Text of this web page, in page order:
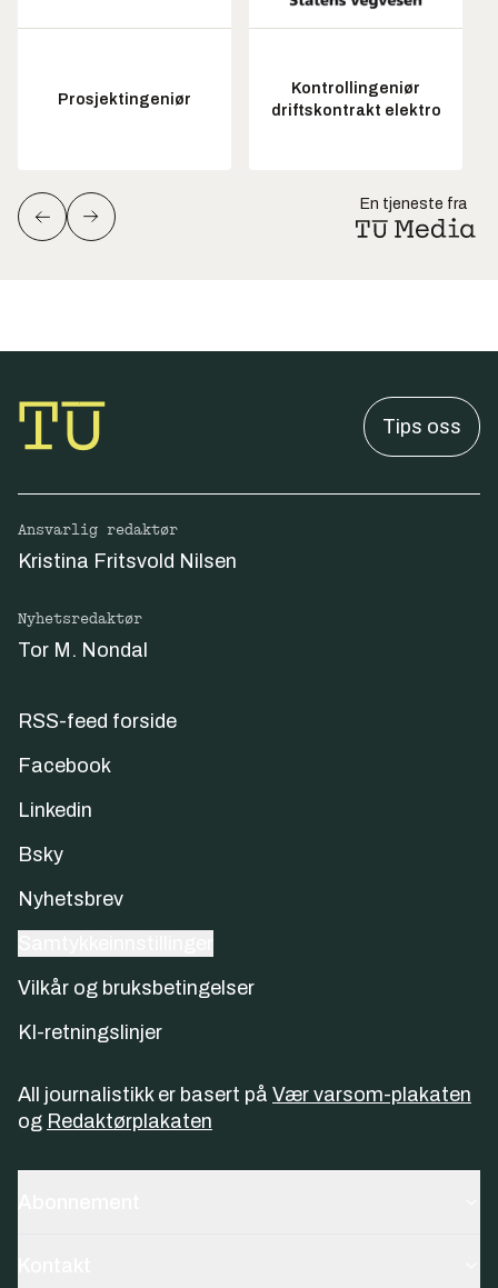
Prosjektingeniør
Kontrollingeniør
driftskontrakt elektro
En tjeneste fra
Tips oss
Ansvarlig redaktør
Kristina Fritsvold Nilsen
Nyhetsredaktør
Tor M. Nondal
RSS-feed forside
Facebook
Linkedin
Bsky
Nyhetsbrev
Vilkår og bruksbetingelser
KI-retningslinjer
All journalistikk er basert på Vær varsom-plakaten
og Redaktørplakaten